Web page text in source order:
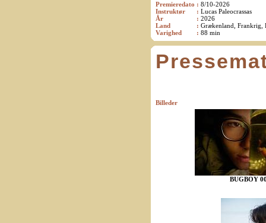
Premieredato : 8/10-2026
Instruktør
: Lucas Paleocrassas
År
: 2026
Land
: Grækenland, Frankrig,
Varighed
: 88 min
Billeder
BUGBOY